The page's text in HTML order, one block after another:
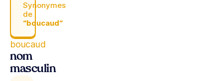
Synonymes
de
“boucaud“
boucaud
nom
masculin